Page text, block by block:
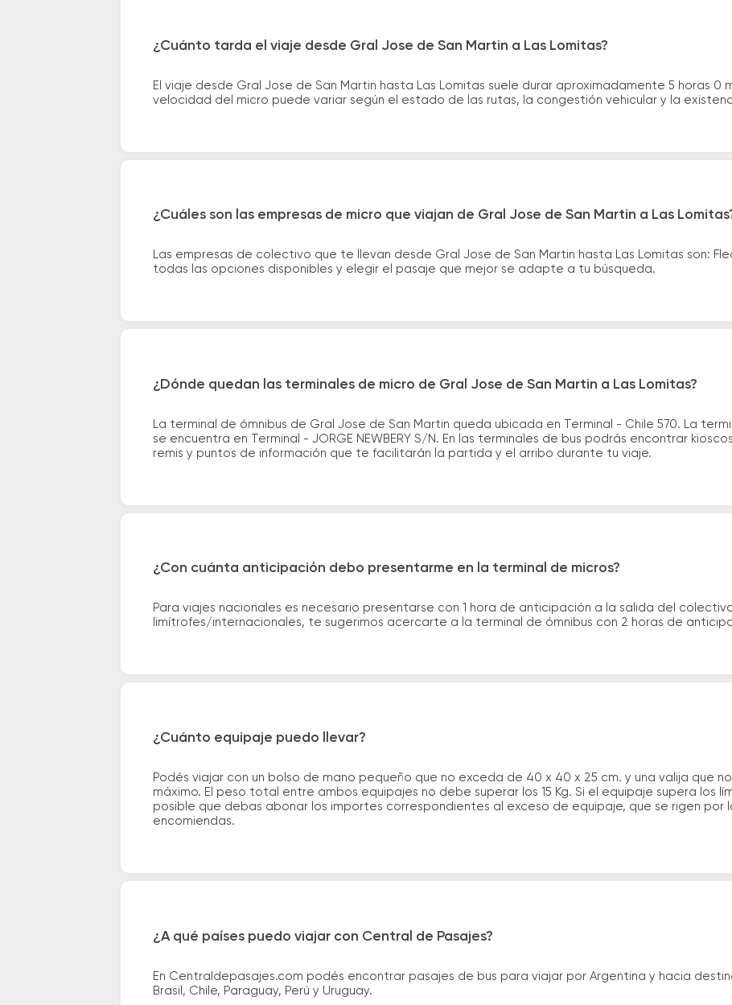
¿Cuánto tarda el viaje desde Gral Jose de San Martin a Las Lomitas?
El viaje desde Gral Jose de San Martin hasta Las Lomitas suele durar aproximadamente 5 horas 0
velocidad del micro puede variar según el estado de las rutas, la congestión vehicular y la
¿Cuáles son las empresas de micro que viajan de Gral Jose de San Martin a Las
Las empresas de colectivo que te llevan desde Gral Jose de San Martin hasta Las Lomitas son:
todas las opciones disponibles y elegir el pasaje que mejor se adapte a tu búsqueda.
¿Dónde quedan las terminales de micro de Gral Jose de San Martin a Las Lomitas?
La terminal de ómnibus de Gral Jose de San Martin queda ubicada en Terminal - Chile 570. La
se encuentra en Terminal - JORGE NEWBERY S/N. En las terminales de bus podrás encontrar
remis y puntos de información que te facilitarán la partida y el arribo durante tu viaje.
¿Con cuánta anticipación debo presentarme en la terminal de micros?
Para viajes nacionales es necesario presentarse con 1 hora de anticipación a la salida del
limítrofes/internacionales, te sugerimos acercarte a la terminal de ómnibus con 2 horas de
¿Cuánto equipaje puedo llevar?
Podés viajar con un bolso de mano pequeño que no exceda de 40 x 40 x 25 cm. y una valija que
máximo. El peso total entre ambos equipajes no debe superar los 15 Kg. Si el equipaje supera los
posible que debas abonar los importes correspondientes al exceso de equipaje, que se rigen por
encomiendas.
¿A qué países puedo viajar con Central de Pasajes?
En Centraldepasajes.com podés encontrar pasajes de bus para viajar por Argentina y hacia
Brasil, Chile, Paraguay, Perú y Uruguay.